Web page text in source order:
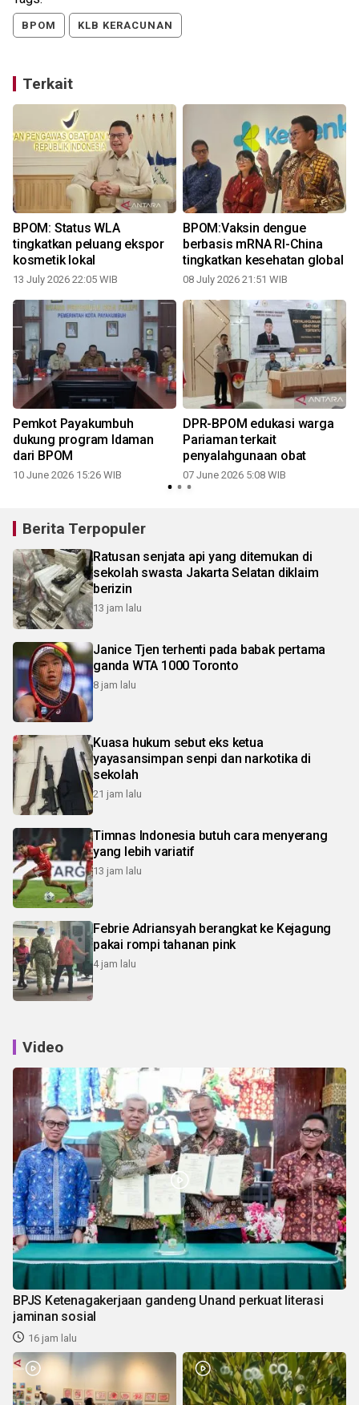
BPOM KLB KERACUNAN
Terkait
BPOM: Status WLA
tingkatkan peluang ekspor
kosmetik lokal
13 July 2026 22:05 WIB
BPOM:Vaksin dengue
berbasis mRNA RI-China
tingkatkan kesehatan global
08 July 2026 21:51 WIB
Pemkot Payakumbuh
dukung program Idaman
dari BPOM
10 June 2026 15:26 WIB
DPR-BPOM edukasi warga
Pariaman terkait
penyalahgunaan obat
07 June 2026 5:08 WIB
Berita Terpopuler
Ratusan senjata api yang ditemukan di
sekolah swasta Jakarta Selatan diklaim
berizin
13 jam lalu
Janice Tjen terhenti pada babak pertama
ganda WTA 1000 Toronto
8 jam lalu
Kuasa hukum sebut eks ketua
yayasansimpan senpi dan narkotika di
sekolah
21 jam lalu
Timnas Indonesia butuh cara menyerang
yang lebih variatif
13 jam lalu
Febrie Adriansyah berangkat ke Kejagung
pakai rompi tahanan pink
4 jam lalu
Video
BPJS Ketenagakerjaan gandeng Unand perkuat literasi
jaminan sosial
16 jam lalu